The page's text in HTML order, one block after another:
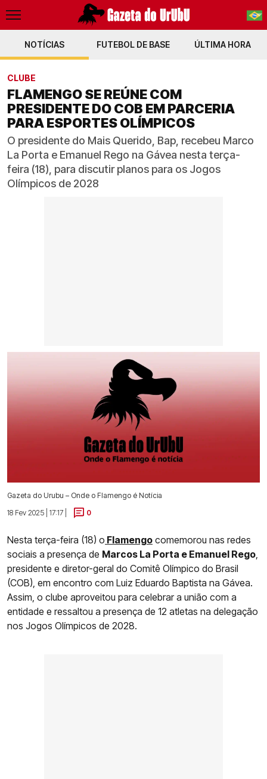
PT-BR
NOTÍCIAS FUTEBOL DE BASE ÚLTIMA HORA
CLUBE
FLAMENGO SE REÚNE COM
PRESIDENTE DO COB EM PARCERIA
PARA ESPORTES OLÍMPICOS
O presidente do Mais Querido, Bap, recebeu Marco
La Porta e Emanuel Rego na Gávea nesta terça-
feira (18), para discutir planos para os Jogos
Olímpicos de 2028
Gazeta do Urubu – Onde o Flamengo é Notícia
18 Fev 2025 | 17:17 |
0
Nesta terça-feira (18) o Flamengo comemorou nas redes
sociais a presença de Marcos La Porta e Emanuel Rego,
presidente e diretor-geral do Comitê Olímpico do Brasil
(COB), em encontro com Luiz Eduardo Baptista na Gávea.
Assim, o clube aproveitou para celebrar a união com a
entidade e ressaltou a presença de 12 atletas na delegação
nos Jogos Olímpicos de 2028.